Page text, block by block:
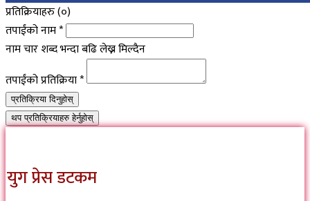
प्रतिक्रियाहरु (०)
तपाईंको नाम*
नाम चार शब्द भन्दा बढि लेख्न मिल्दैन
तपाईंको प्रतिक्रिया*
प्रतिक्रिया दिनुहोस्
थप प्रतिक्रियाहरु हेर्नुहोस्
युग प्रेस डटकम